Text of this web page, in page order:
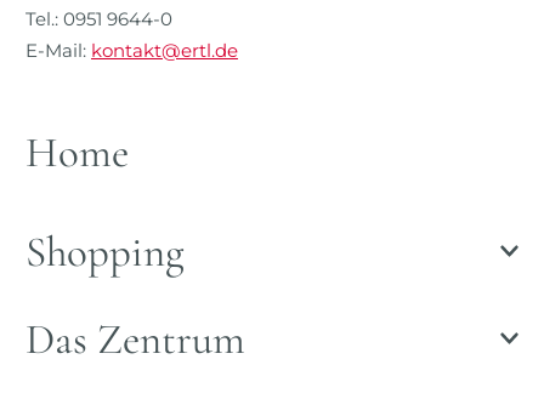
Tel.: 0951 9644-0
E-Mail: kontakt@ertl.de
Home
Shopping
Das Zentrum